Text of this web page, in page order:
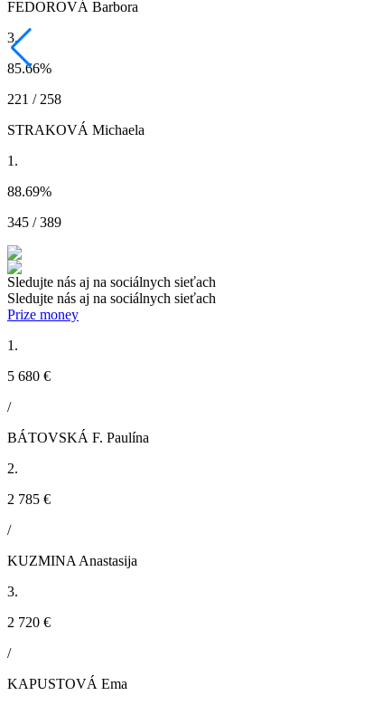
FEDOROVÁ Barbora
3.
85.66%
221 / 258
STRAKOVÁ Michaela
1.
88.69%
345 / 389
Sledujte nás aj na sociálnych sieťach
Sledujte nás aj na sociálnych sieťach
Prize money
1.
5 680 €
/
BÁTOVSKÁ F. Paulína
2.
2 785 €
/
KUZMINA Anastasija
3.
2 720 €
/
KAPUSTOVÁ Ema